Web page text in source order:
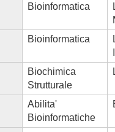
Bioinformatica
Bioinformatica
Biochimica
Strutturale
Abilita'
Bioinformatiche